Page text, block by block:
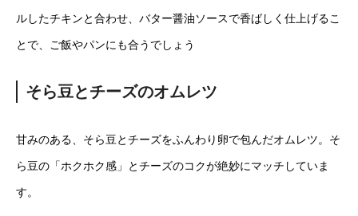
ルしたチキンと合わせ、バター醤油ソースで香ばしく仕上げるこ
とで、ご飯やパンにも合うでしょう
そら豆とチーズのオムレツ
甘みのある、そら豆とチーズをふんわり卵で包んだオムレツ。そ
ら豆の「ホクホク感」とチーズのコクが絶妙にマッチしていま
す。